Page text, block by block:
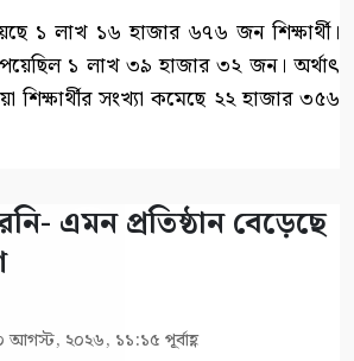
১ লাখ ১৬ হাজার ৬৭৬ জন শিক্ষার্থী।
১ লাখ ৩৯ হাজার ৩২ জন। অর্থাৎ
শিক্ষার্থীর সংখ্যা কমেছে ২২ হাজার ৩৫৬
এমন প্রতিষ্ঠান বেড়েছে
আগস্ট, ২০২৬, ১১:১৫ পূর্বাহ্ণ